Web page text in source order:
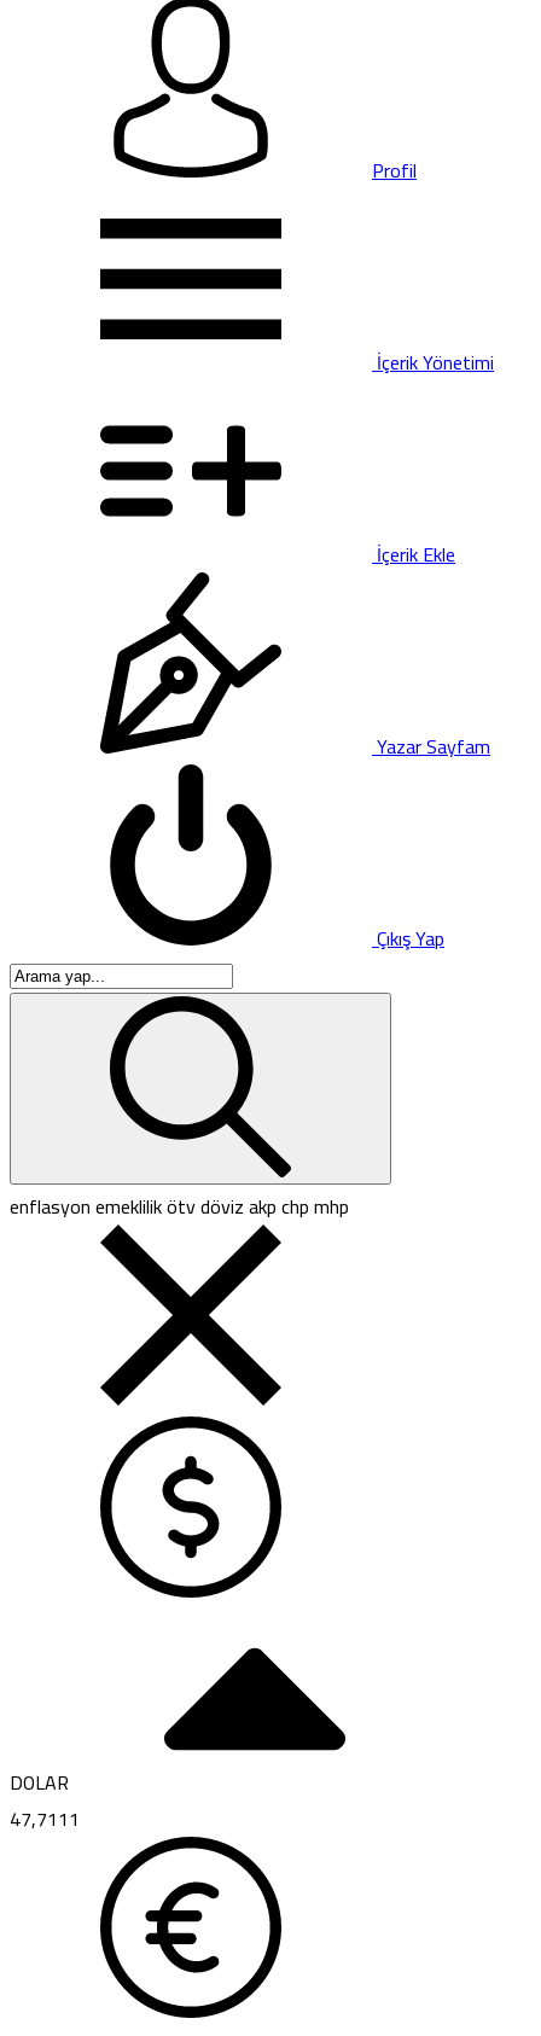
Profil
İçerik Yönetimi
İçerik Ekle
Yazar Sayfam
Çıkış Yap
enflasyonemeklilikötvdövizakpchpmhp
DOLAR
47,7111